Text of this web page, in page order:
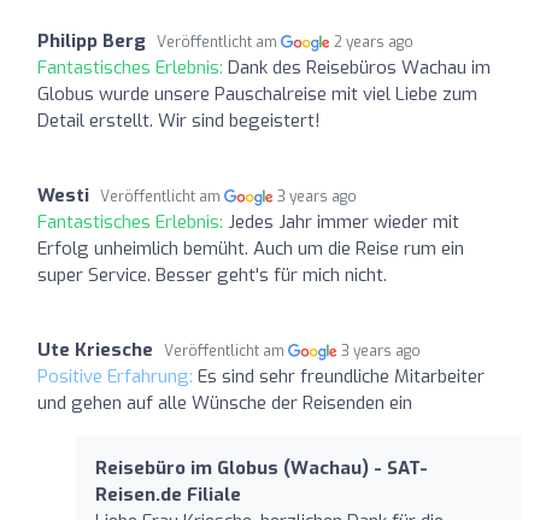
Philipp Berg Veröffentlicht am 2 years ago
Fantastisches Erlebnis: Dank des Reisebüros Wachau im
Globus wurde unsere Pauschalreise mit viel Liebe zum
Detail erstellt. Wir sind begeistert!
Westi Veröffentlicht am 3 years ago
Fantastisches Erlebnis: Jedes Jahr immer wieder mit
Erfolg unheimlich bemüht. Auch um die Reise rum ein
super Service. Besser geht's für mich nicht.
Ute Kriesche Veröffentlicht am 3 years ago
Positive Erfahrung: Es sind sehr freundliche Mitarbeiter
und gehen auf alle Wünsche der Reisenden ein
Reisebüro im Globus (Wachau) - SAT-
Reisen.de Filiale